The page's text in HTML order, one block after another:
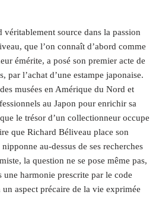
véritablement source dans la passion
que l’on connaît d’abord comme
émérite, a posé son premier acte de
par l’achat d’une estampe japonaise.
musées en Amérique du Nord et
au Japon pour enrichir sa
le trésor d’un collectionneur occupe
que Richard Béliveau place son
au-dessus de ses recherches
la question ne se pose même pas,
une harmonie prescrite par le code
aspect précaire de la vie exprimée